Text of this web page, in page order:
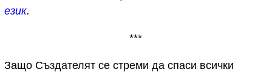
език.
***
Защо Създателят се стреми да спаси всички